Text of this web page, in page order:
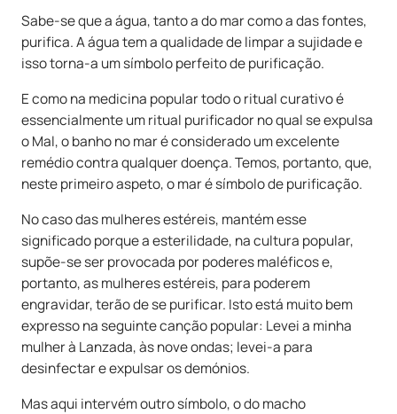
Sabe-se que a água, tanto a do mar como a das fontes,
purifica. A água tem a qualidade de limpar a sujidade e
isso torna-a um símbolo perfeito de purificação.
E como na medicina popular todo o ritual curativo é
essencialmente um ritual purificador no qual se expulsa
o Mal, o banho no mar é considerado um excelente
remédio contra qualquer doença. Temos, portanto, que,
neste primeiro aspeto, o mar é símbolo de purificação.
No caso das mulheres estéreis, mantém esse
significado porque a esterilidade, na cultura popular,
supõe-se ser provocada por poderes maléficos e,
portanto, as mulheres estéreis, para poderem
engravidar, terão de se purificar. Isto está muito bem
expresso na seguinte canção popular: Levei a minha
mulher à Lanzada, às nove ondas; levei-a para
desinfectar e expulsar os demónios.
Mas aqui intervém outro símbolo, o do macho